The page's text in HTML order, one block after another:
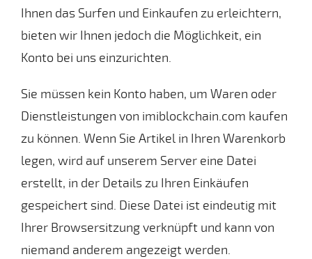
Ihnen das Surfen und Einkaufen zu erleichtern,
bieten wir Ihnen jedoch die Möglichkeit, ein
Konto bei uns einzurichten.
Sie müssen kein Konto haben, um Waren oder
Dienstleistungen von imiblockchain.com kaufen
zu können. Wenn Sie Artikel in Ihren Warenkorb
legen, wird auf unserem Server eine Datei
erstellt, in der Details zu Ihren Einkäufen
gespeichert sind. Diese Datei ist eindeutig mit
Ihrer Browsersitzung verknüpft und kann von
niemand anderem angezeigt werden.